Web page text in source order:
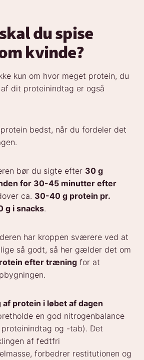
du spise
kvinde?
kun om hvor meget protein, du
af dit proteinindtag er også
bedst, når du fordeler det
bør du sigte efter 30 g
for 30-45 minutter efter
ca. 30-40 g protein pr.
g i snacks.
har kroppen sværere ved at
så godt, så her gælder det om
efter træning for at
protein i løbet af dagen
en god nitrogenbalance
og -tab). Det
af fedtfri
forbedrer restitutionen og